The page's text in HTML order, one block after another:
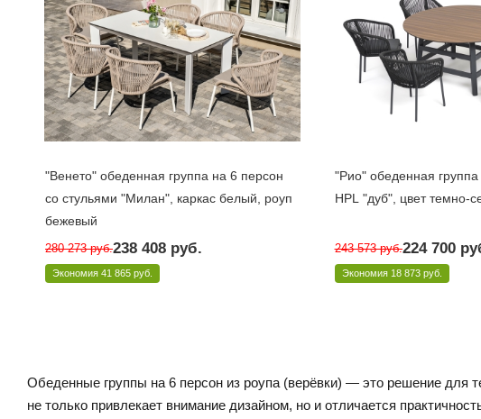
"Венето" обеденная группа на 6 персон
со стульями "Милан", каркас белый, роуп
бежевый
Под заказ 10 дней
Арт.: VEN-CMIL6T1-7-SET beige
280 273руб.238 408 руб.
Экономия 41 865 руб.
"Рио" обеденная
HPL "дуб", цвет темно-
Под заказ 10 дней
Арт.: RСR6T1-7-SET D-gray
243 573руб.224 700
Экономия 18 873 руб.
Обеденные группы на 6 персон из роупа (верёвки) — это решение для
не только привлекает внимание дизайном, но и отличается